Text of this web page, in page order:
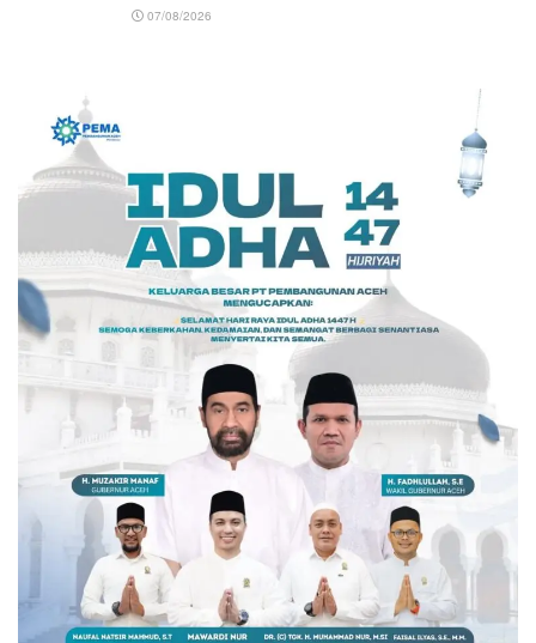
07/08/2026